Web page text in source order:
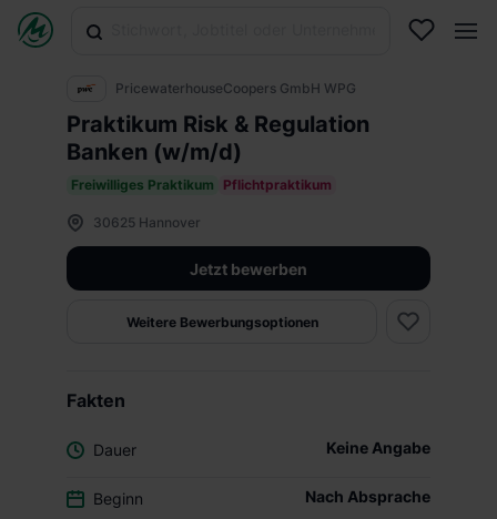
PricewaterhouseCoopers GmbH WPG
Praktikum Risk & Regulation
Banken (w/m/d)
Freiwilliges Praktikum Pflichtpraktikum
30625 Hannover
Jetzt bewerben
Weitere Bewerbungsoptionen
Fakten
Dauer Keine Angabe
Beginn Nach Absprache